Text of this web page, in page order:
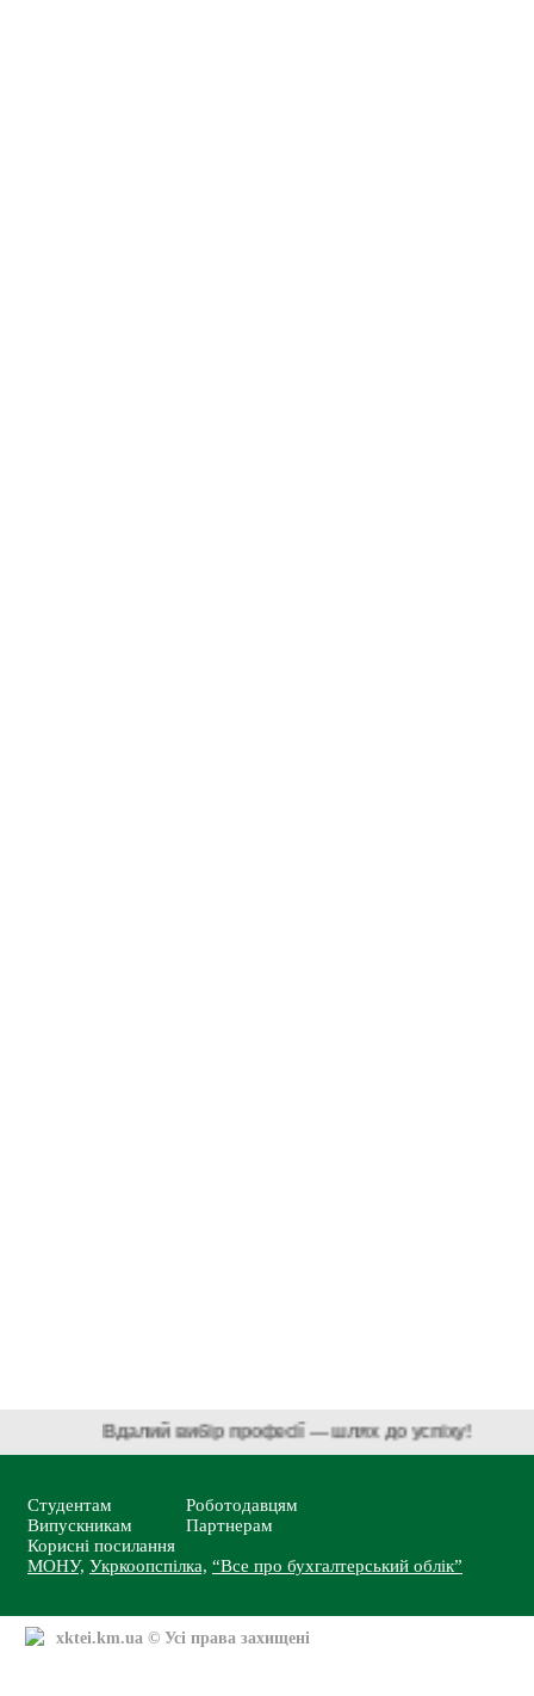
Вдалий вибір професії — шлях до успіху!
Студентам
Випускникам
Роботодавцям
Партнерам
Корисні посилання
МОНУ, Укркоопспілка, “Все про бухгалтерський облік”
xktei.km.ua © Усі права захищені